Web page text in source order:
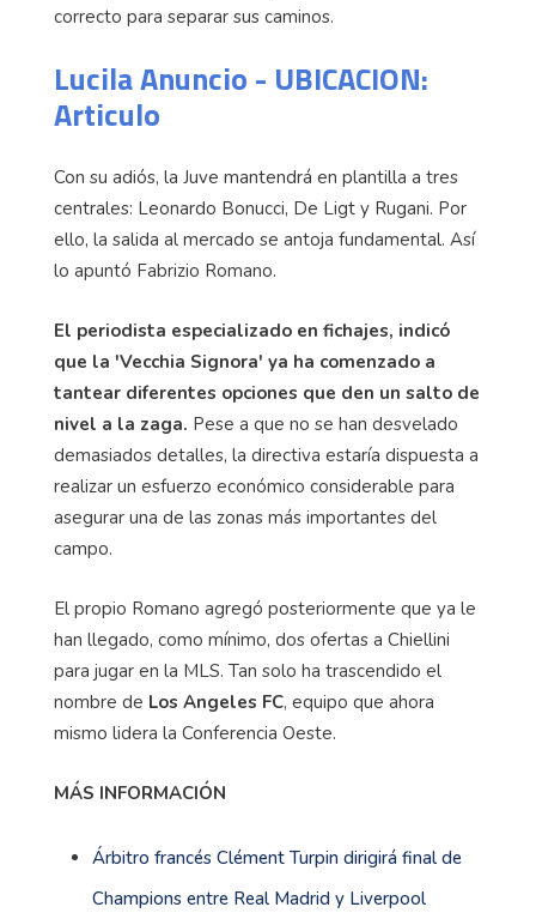
correcto para separar sus caminos.
Lucila Anuncio - UBICACION:
Articulo
Con su adiós, la Juve mantendrá en plantilla a tres
centrales: Leonardo Bonucci, De Ligt y Rugani. Por
ello, la salida al mercado se antoja fundamental. Así
lo apuntó Fabrizio Romano.
El periodista especializado en fichajes, indicó
que la 'Vecchia Signora' ya ha comenzado a
tantear diferentes opciones que den un salto de
nivel a la zaga. Pese a que no se han desvelado
demasiados detalles, la directiva estaría dispuesta a
realizar un esfuerzo económico considerable para
asegurar una de las zonas más importantes del
campo.
El propio Romano agregó posteriormente que ya le
han llegado, como mínimo, dos ofertas a Chiellini
para jugar en la MLS. Tan solo ha trascendido el
nombre de Los Angeles FC, equipo que ahora
mismo lidera la Conferencia Oeste.
MÁS INFORMACIÓN
Árbitro francés Clément Turpin dirigirá final de
Champions entre Real Madrid y Liverpool